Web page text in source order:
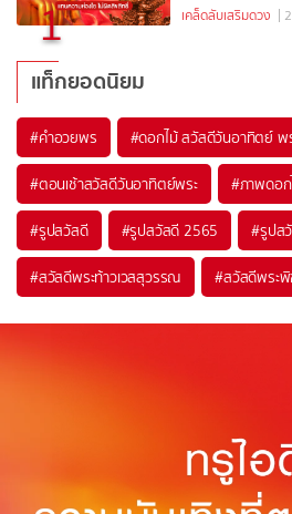
1 เคล็ดลับเสริมดวง |
แท็กยอดนิยม
#คำอวยพร #ดอกไม้ สวัสดีวันอาทิตย์ พ
#ตอนเช้าสวัสดีวันอาทิตย์พระ #ภาพดอ
#รูปสวัสดี #รูปสวัสดี 2565 #รูปส
#สวัสดีพระท้าวเวสสุวรรณ #สวัสดีพระพิ